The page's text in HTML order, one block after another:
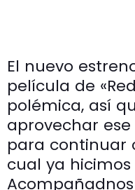
El nuevo
película de
polémica, así
aprovechar
para continuar
cual ya